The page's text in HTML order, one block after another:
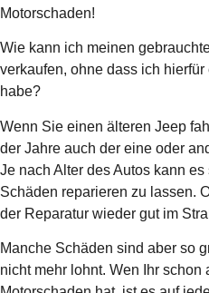
Motorschaden!
Wie kann ich meinen
verkaufen, ohne dass ich
habe?
Wenn Sie einen älteren Jeep
der Jahre auch der eine oder
Je nach Alter des Autos kann
Schäden reparieren zu lassen.
der Reparatur wieder gut im
Manche Schäden sind aber so
nicht mehr lohnt. Wen Ihr